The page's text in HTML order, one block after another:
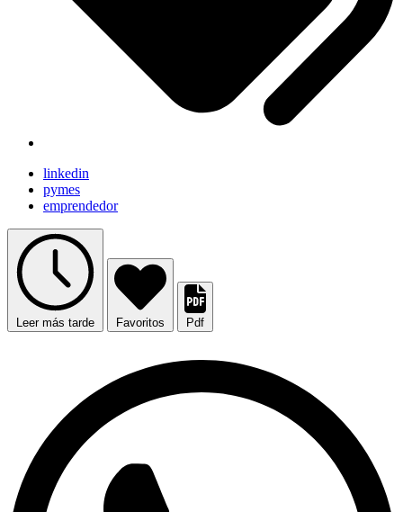
linkedin
pymes
emprendedor
Leer más tarde Favoritos Pdf